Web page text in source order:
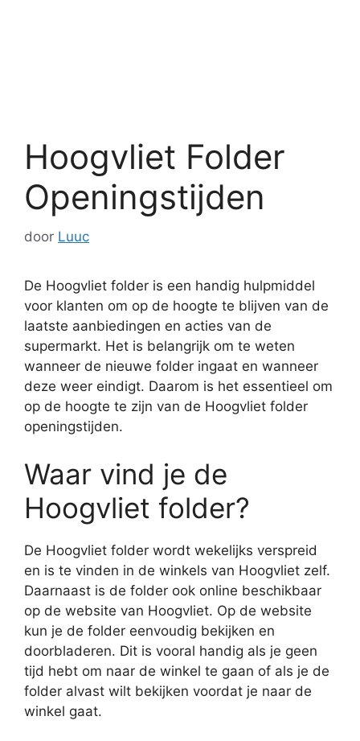
Hoogvliet Folder
Openingstijden
door Luuc
De Hoogvliet folder is een handig hulpmiddel
voor klanten om op de hoogte te blijven van de
laatste aanbiedingen en acties van de
supermarkt. Het is belangrijk om te weten
wanneer de nieuwe folder ingaat en wanneer
deze weer eindigt. Daarom is het essentieel om
op de hoogte te zijn van de Hoogvliet folder
openingstijden.
Waar vind je de
Hoogvliet folder?
De Hoogvliet folder wordt wekelijks verspreid
en is te vinden in de winkels van Hoogvliet zelf.
Daarnaast is de folder ook online beschikbaar
op de website van Hoogvliet. Op de website
kun je de folder eenvoudig bekijken en
doorbladeren. Dit is vooral handig als je geen
tijd hebt om naar de winkel te gaan of als je de
folder alvast wilt bekijken voordat je naar de
winkel gaat.